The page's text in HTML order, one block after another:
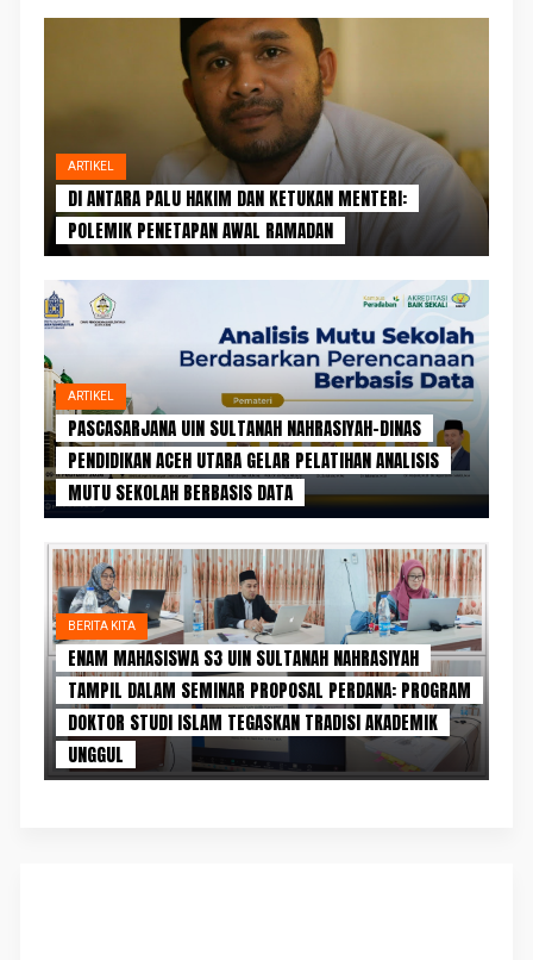
ARTIKEL
DI ANTARA PALU HAKIM DAN KETUKAN MENTERI:
POLEMIK PENETAPAN AWAL RAMADAN
ARTIKEL
PASCASARJANA UIN SULTANAH NAHRASIYAH–DINAS
PENDIDIKAN ACEH UTARA GELAR PELATIHAN ANALISIS
MUTU SEKOLAH BERBASIS DATA
BERITA KITA
ENAM MAHASISWA S3 UIN SULTANAH NAHRASIYAH
TAMPIL DALAM SEMINAR PROPOSAL PERDANA: PROGRAM
DOKTOR STUDI ISLAM TEGASKAN TRADISI AKADEMIK
UNGGUL